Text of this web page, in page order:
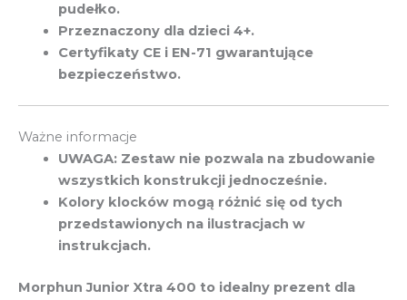
pudełko.
Przeznaczony dla dzieci 4+.
Certyfikaty CE i EN-71 gwarantujące
bezpieczeństwo.
Ważne informacje
UWAGA: Zestaw nie pozwala na zbudowanie
wszystkich konstrukcji jednocześnie.
Kolory klocków mogą różnić się od tych
przedstawionych na ilustracjach w
instrukcjach.
Morphun Junior Xtra 400 to idealny prezent dla